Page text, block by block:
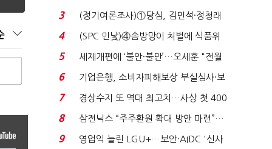
목…9월 ‘폴...
3
(정기여론조사)①당심, 김민석·정청래
'초접전'…대통령 ...
4
(SPC 민낯)④솜방망이 처벌에 식품위
생법 위반 반복...
5
세제개편에 ‘불안·불만’…오세훈 "전월
세 구하기 더 ...
6
기업은행, 소비자피해보상 부실심사·보
이스피싱 공시 ...
7
경상수지 또 역대 최고치…사상 첫 400
억달러에 '3% 성...
8
삼전닉스 “주주환원 확대 방안 마련”…
로이터에 성명...
9
영업익 늘린 LGU+…보안·AIDC '신사